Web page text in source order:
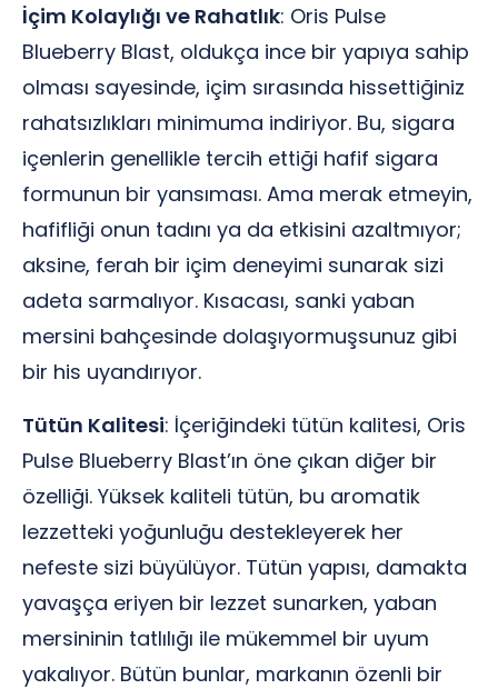
İçim Kolaylığı ve Rahatlık: Oris Pulse
Blueberry Blast, oldukça ince bir yapıya sahip
olması sayesinde, içim sırasında hissettiğiniz
rahatsızlıkları minimuma indiriyor. Bu, sigara
içenlerin genellikle tercih ettiği hafif sigara
formunun bir yansıması. Ama merak etmeyin,
hafifliği onun tadını ya da etkisini azaltmıyor;
aksine, ferah bir içim deneyimi sunarak sizi
adeta sarmalıyor. Kısacası, sanki yaban
mersini bahçesinde dolaşıyormuşsunuz gibi
bir his uyandırıyor.
Tütün Kalitesi: İçeriğindeki tütün kalitesi, Oris
Pulse Blueberry Blast’ın öne çıkan diğer bir
özelliği. Yüksek kaliteli tütün, bu aromatik
lezzetteki yoğunluğu destekleyerek her
nefeste sizi büyülüyor. Tütün yapısı, damakta
yavaşça eriyen bir lezzet sunarken, yaban
mersininin tatlılığı ile mükemmel bir uyum
yakalıyor. Bütün bunlar, markanın özenli bir